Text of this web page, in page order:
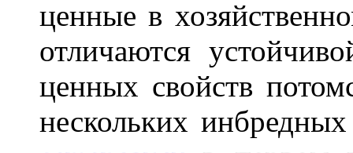
ценные в
отличаются
ценных свойств
нескольких